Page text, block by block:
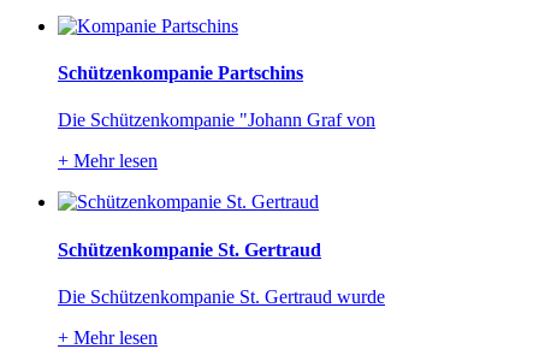
Schützenkompanie Partschins
Die Schützenkompanie "Johann Graf von
+ Mehr lesen
Schützenkompanie St. Gertraud
Die Schützenkompanie St. Gertraud wurde
+ Mehr lesen